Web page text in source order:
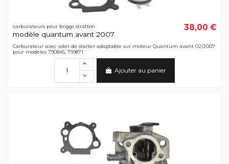
carburateurs pour briggs stratton
modèle quantum avant 2007
38,00 €
Carburateur avec volet de starter adaptable sur moteur Quantum avant 02/2007
pour modèles 790845, 799871
Ajouter au panier